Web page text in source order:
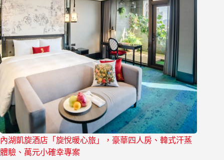
內湖凱旋酒店「旋悅暖心旅」，豪華四人房、韓式汗蒸
體驗、萬元小確幸專案